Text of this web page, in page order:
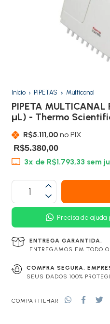
Início PIPETAS Multicanal
PIPETA MULTICANAL
µL) - Thermo
R$5.111,00 no PIX
R$5.380,00
3x de R$1.793,33 sem
Precisa de ajuda
ENTREGA GARANTIDA.
ENTREGAMOS EM TODO
COMPRA SEGURA.
SEUS DADOS 100%
COMPARTILHAR